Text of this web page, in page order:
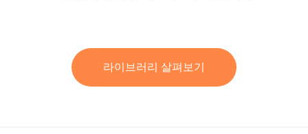
라이브러리 살펴보기